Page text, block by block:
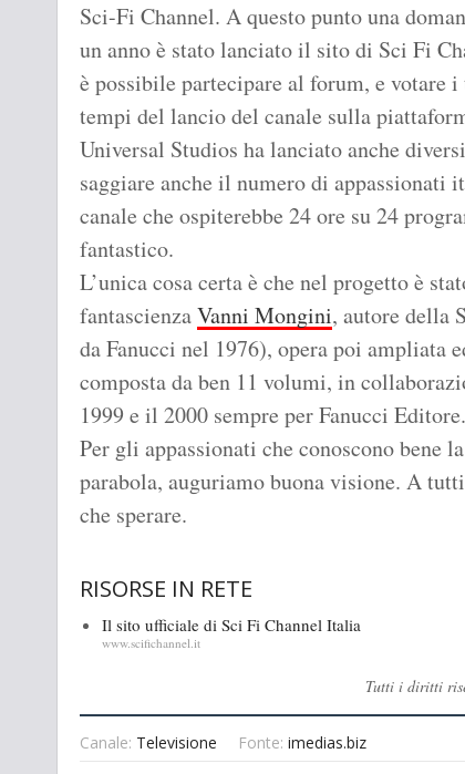
Sci-Fi Channel. A questo punto una
un anno è stato lanciato il sito di Sci Fi
è possibile partecipare al forum, e votare
tempi del lancio del canale sulla
Universal Studios ha lanciato anche
saggiare anche il numero di appassionati
canale che ospiterebbe 24 ore su 24
fantastico.
L’unica cosa certa è che nel progetto è
fantascienzaVanni Mongini, autore della
da Fanucci nel 1976), opera poi ampliata
composta da ben 11 volumi, in
1999 e il 2000 sempre per Fanucci Editore.
Per gli appassionati che conoscono bene
parabola, auguriamo buona visione. A
che sperare.
RISORSE IN RETE
Il sito ufficiale di Sci Fi Channel Italia
www.scifichannel.it
Tutti i diritti
Canale: Televisione Fonte: imedias.biz